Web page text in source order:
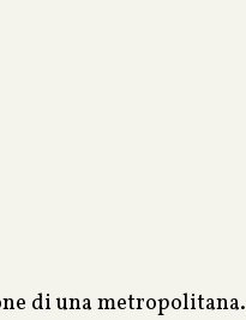
di una metropolitana.